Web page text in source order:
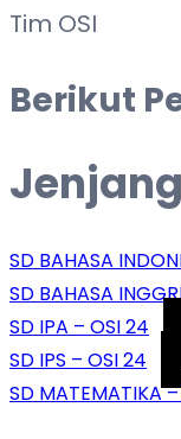
Tim OSI
Berikut
SD BAHASA
SD BAHASA
SD IPA – OSI 24
SD IPS – OSI 24
SD MATEMATIKA